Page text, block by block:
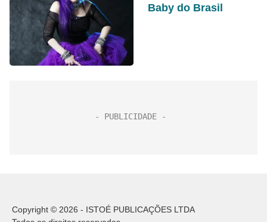
Baby do Brasil
Copyright © 2026 - ISTOÉ PUBLICAÇÕES LTDA